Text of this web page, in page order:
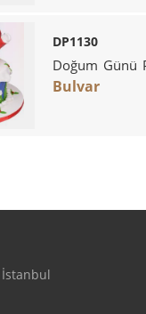
DP1130
Doğum Günü
Bulvar